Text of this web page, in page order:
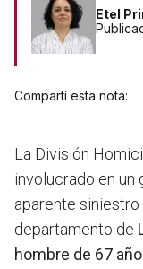
Etel
Compartí esta nota:
La División
involucrado en un
aparente siniestro
departamento de
hombre de 67